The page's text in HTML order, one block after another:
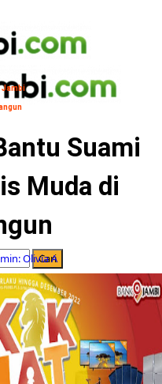
Suami
Muda di
Olivia A